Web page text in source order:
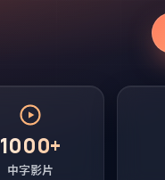
1000+
中字影片